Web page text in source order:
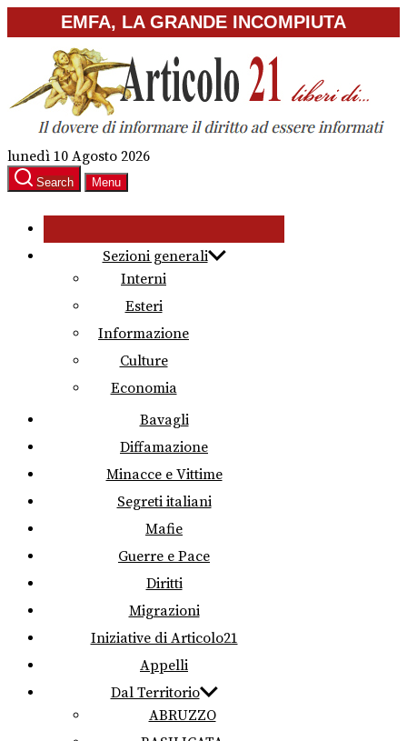
to
content
EMFA, LA GRANDE INCOMPIUTA
lunedì 10 Agosto 2026
Search Menu
Sezioni generali
Interni
Esteri
Informazione
Culture
Economia
Bavagli
Diffamazione
Minacce e Vittime
Segreti italiani
Mafie
Guerre e Pace
Diritti
Migrazioni
Iniziative di Articolo21
Appelli
Dal Territorio
ABRUZZO